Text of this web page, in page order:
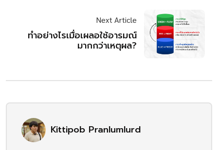
Next Article
ทำอย่างไรเมื่อเผลอใช้อารมณ์
มากกว่าเหตุผล?
Kittipob Pranlumlurd